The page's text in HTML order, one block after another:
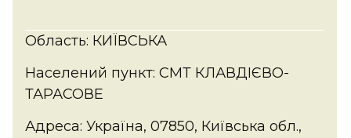
Область: КИЇВСЬКА
Населений пункт: СМТ КЛАВДІЄВО-
ТАРАСОВЕ
Адреса: Україна, 07850, Київська обл.,